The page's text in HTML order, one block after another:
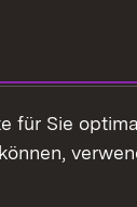
für Sie